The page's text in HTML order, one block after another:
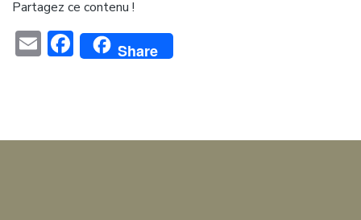
Partagez ce contenu !
EmailFacebook
Share